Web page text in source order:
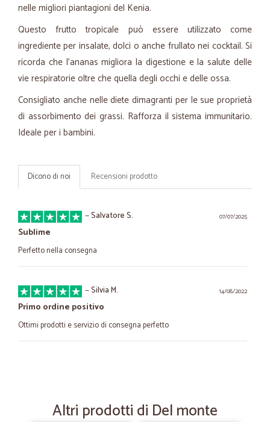
nelle migliori piantagioni del Kenia.
Questo frutto tropicale può essere utilizzato come
ingrediente per insalate, dolci o anche frullato nei cocktail. Si
ricorda che l'ananas migliora la digestione e la salute delle
vie respiratorie oltre che quella degli occhi e delle ossa.
Consigliato anche nelle diete dimagranti per le sue proprietà
di assorbimento dei grassi. Rafforza il sistema immunitario.
Ideale per i bambini.
Dicono di noi Recensioni prodotto
07/07/2025
—Salvatore S.
Sublime
Perfetto nella consegna
14/08/2022
—Silvia M.
Primo ordine positivo
Ottimi prodotti e servizio di consegna perfetto
Altri prodotti di Del monte